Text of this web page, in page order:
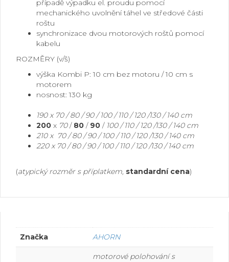
případě výpadku el. proudu pomocí
mechanického uvolnění táhel ve středové části
roštu
synchronizace dvou motorových roštů pomocí
kabelu
ROZMĚRY (v/š)
výška Kombi P: 10 cm bez motoru / 10 cm s
motorem
nosnost: 130 kg
190 x 70 / 80 / 90 / 100 / 110 / 120 /130 / 140 cm
200 x 70/ 80 / 90 / 100 / 110 / 120 /130 / 140 cm
210 x 70 / 80 / 90 / 100 / 110 / 120 /130 / 140 cm
220 x 70 / 80 / 90 / 100 / 110 / 120 /130 / 140 cm
(atypický rozměr s příplatkem, standardní cena)
Značka AHORN
motorové polohování s